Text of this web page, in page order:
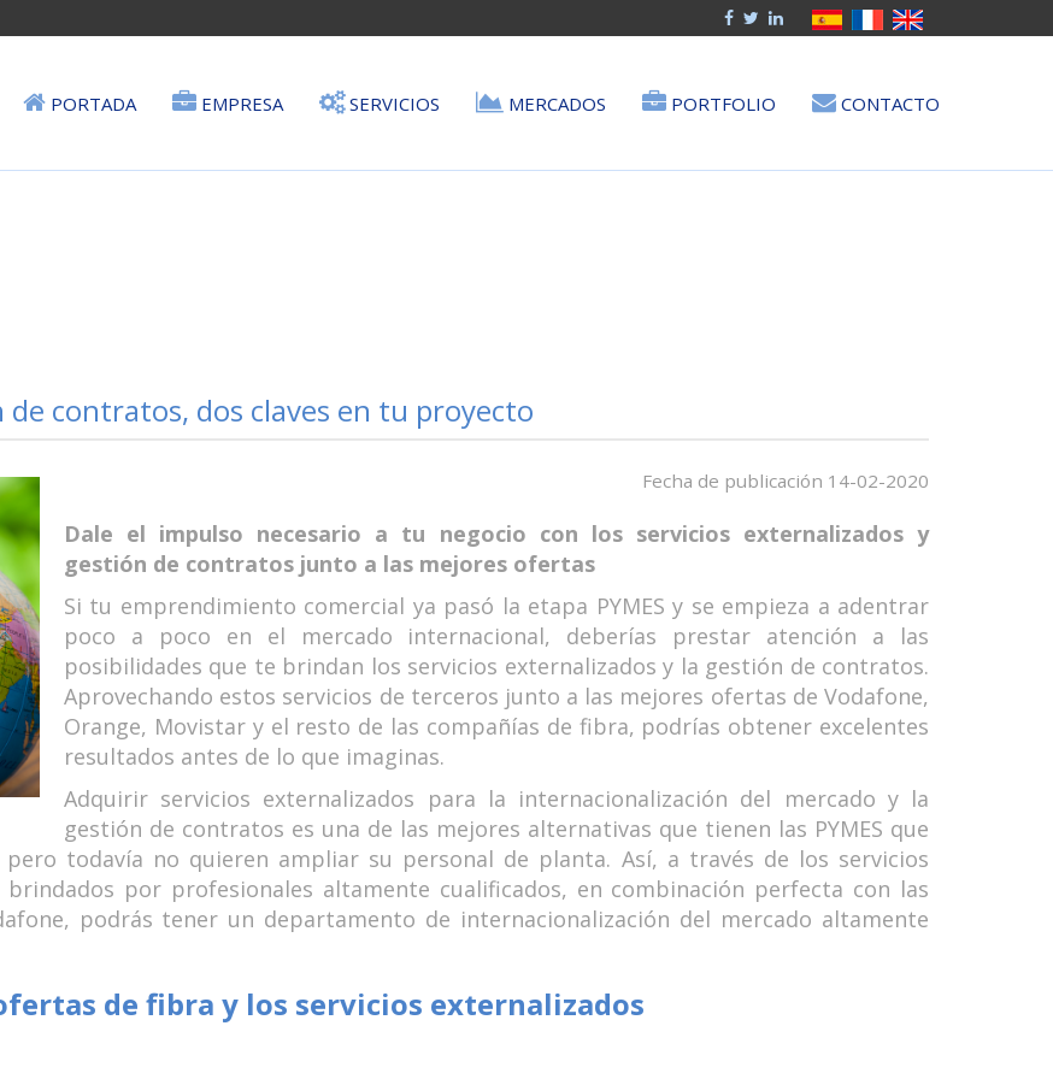
PORTADA EMPRESA SERVICIOS MERCADOS PORTFOLIO CONTACTO
contratos, dos claves en tu proyecto
Fecha de publicación 14-02-2020
Dale el impulso necesario a tu negocio con los servicios externalizados y
gestión de contratos junto a las mejores ofertas
Si tu emprendimiento comercial ya pasó la etapa PYMES y se empieza a adentrar
poco a poco en el mercado internacional, deberías prestar atención a las
posibilidades que te brindan los servicios externalizados y la gestión de contratos.
Aprovechando estos servicios de terceros junto a las mejores ofertas de Vodafone,
Orange, Movistar y el resto de las compañías de fibra, podrías obtener excelentes
resultados antes de lo que imaginas.
Adquirir servicios externalizados para la internacionalización del mercado y la
gestión de contratos es una de las mejores alternativas que tienen las PYMES que
todavía no quieren ampliar su personal de planta. Así, a través de los servicios
por profesionales altamente cualificados, en combinación perfecta con las
podrás tener un departamento de internacionalización del mercado altamente
de fibra y los servicios externalizados